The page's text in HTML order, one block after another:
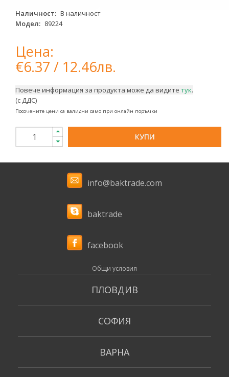
Наличност: В наличност
Модел: 89224
Цена:
€6.37 / 12.46лв.
Повече информация за продукта може да видите тук.
(с ДДС)
Посочените цени са валидни само при онлайн поръчки
КУПИ
info@baktrade.com
baktrade
facebook
Общи условия
ПЛОВДИВ
СОФИЯ
ВАРНА